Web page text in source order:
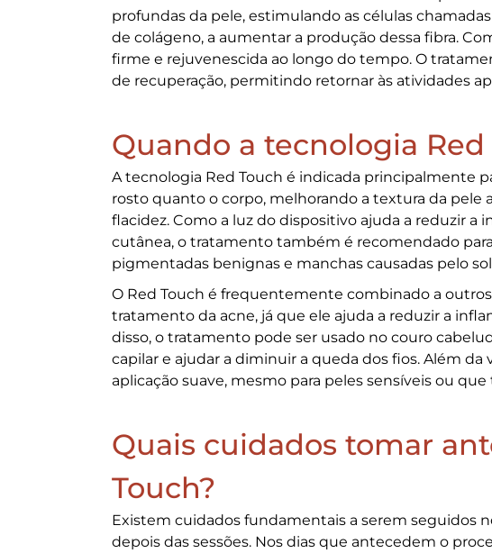
profundas da pele, estimulando as células
de colágeno, a aumentar a produção dessa fibra.
firme e rejuvenescida ao longo do tempo. O
de recuperação, permitindo retornar às atividades
Quando a tecnologia
A tecnologia Red Touch é indicada principalmente
rosto quanto o corpo, melhorando a textura da pele
flacidez. Como a luz do dispositivo ajuda a reduzir a
cutânea, o tratamento também é recomendado
pigmentadas benignas e manchas causadas pelo
O Red Touch é frequentemente combinado a
tratamento da acne, já que ele ajuda a reduzir a
disso, o tratamento pode ser usado no couro
capilar e ajudar a diminuir a queda dos fios. Além
aplicação suave, mesmo para peles sensíveis ou
Quais cuidados tomar
Touch?
Existem cuidados fundamentais a serem seguidos
depois das sessões. Nos dias que antecedem o